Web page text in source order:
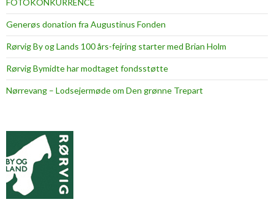
FOTOKONKURRENCE
Generøs donation fra Augustinus Fonden
Rørvig By og Lands 100 års-fejring starter med Brian Holm
Rørvig Bymidte har modtaget fondsstøtte
Nørrevang – Lodsejermøde om Den grønne Trepart